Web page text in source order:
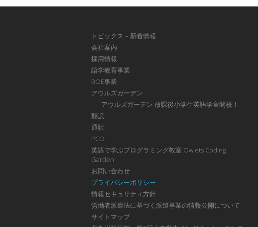
トピックス – 新着情報
会社案内
採用情報
語学教育事業
BOE事業
アウルズガーデン
アウルズガーデン 放課後小学生英語学童開校！
翻訳
通訳
PCO
英語で学ぶプログラミング教室 Owlets Coding
Garden
お問い合わせ
プライバシーポリシー
情報セキュリティ方針
労働者派遣法に基づく派遣事業の情報公開について
サイトマップ